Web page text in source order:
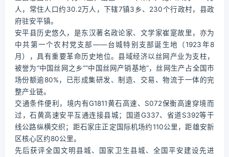
人，常住人口约30.2万人，下辖7镇3乡、230个行政村，县政
府驻安平镇。
安平县历史悠久，是东汉著名政论家、文学家崔寔故里，亦为
中共第一个农村党支部——台城特别支部诞生地（1923年8
月），具有重要革命历史地位。县域经济以丝网产业为支柱，
被誉为“中国丝网之乡”“中国丝网产销基地”，丝网生产占全国市
场份额逾80%，已形成集研发、制造、交易、物流于一体的完
整产业链。
交通条件便利，境内有G1811黄石高速、S072保衡高速穿境而
过，石黄高速安平互通连接县城；国道G337、省道S392等干
线公路纵横交织；距石家庄正定国际机场约110公里，距雄安新
区核心区约80公里。
先后获评全国文明县城、国家卫生县城、全国平安建设先进